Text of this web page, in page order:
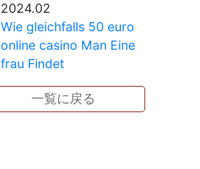
2024.02
Wie gleichfalls 50 euro
online casino Man Eine
frau Findet
一覧に戻る